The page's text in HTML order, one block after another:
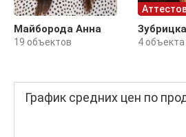
Майборода Анна
19 объектов 4 объекта
График средних цен по